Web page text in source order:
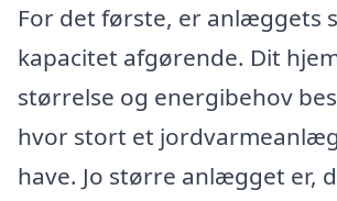
For det første, er anlæggets
kapacitet afgørende. Dit
størrelse og energibehov
hvor stort et
have. Jo større anlægget er,